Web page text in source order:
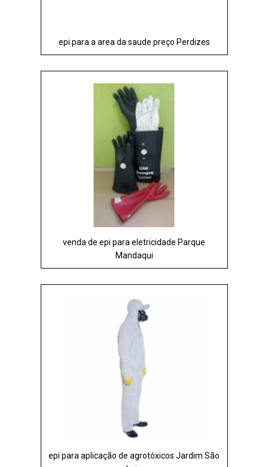
epi para a area da saude preço Perdizes
venda de epi para eletricidade Parque
Mandaqui
epi para aplicação de agrotóxicos Jardim São